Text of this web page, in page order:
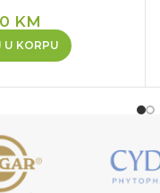
KM
U KORPU